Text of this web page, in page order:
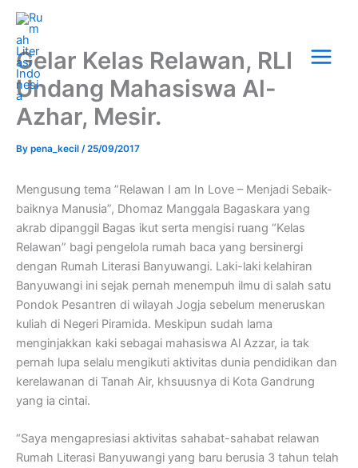
Skip
content
Menu
Gelar Kelas Relawan, RLI
Undang Mahasiswa Al-
Azhar, Mesir.
By pena_kecil /25/09/2017
Mengusung tema ”Relawan I am In Love – Menjadi Sebaik-
baiknya Manusia”, Dhomaz Manggala Bagaskara yang
akrab dipanggil Bagas ikut serta mengisi ruang “Kelas
Relawan” bagi pengelola rumah baca yang bersinergi
dengan Rumah Literasi Banyuwangi. Laki-laki kelahiran
Banyuwangi ini sejak pernah menempuh ilmu di salah satu
Pondok Pesantren di wilayah Jogja sebelum meneruskan
kuliah di Negeri Piramida. Meskipun sudah lama
menginjakkan kaki sebagai mahasiswa Al Azzar, ia tak
pernah lupa selalu mengikuti aktivitas dunia pendidikan dan
kerelawanan di Tanah Air, khsuusnya di Kota Gandrung
yang ia cintai.
“Saya mengapresiasi aktivitas sahabat-sahabat relawan
Rumah Literasi Banyuwangi yang baru berusia 3 tahun telah